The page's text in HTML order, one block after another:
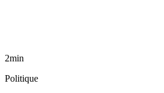
2min
Politique